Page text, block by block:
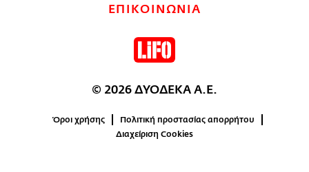
ΕΠΙΚΟΙΝΩΝΙΑ
© 2026 ΔΥΟΔΕΚΑ Α.Ε.
Όροι χρήσης
Πολιτική προστασίας απορρήτου
Διαχείριση Cookies